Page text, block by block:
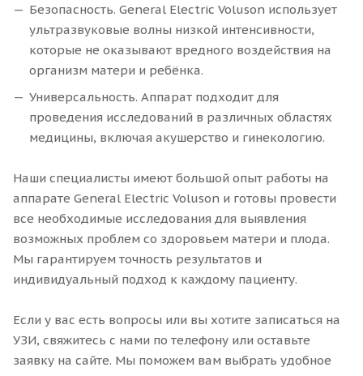
Безопасность. General Electric Voluson использует
ультразвуковые волны низкой интенсивности,
которые не оказывают вредного воздействия на
организм матери и ребёнка.
Универсальность. Аппарат подходит для
проведения исследований в различных областях
медицины, включая акушерство и гинекологию.
Наши специалисты имеют большой опыт работы на
аппарате General Electric Voluson и готовы провести
все необходимые исследования для выявления
возможных проблем со здоровьем матери и плода.
Мы гарантируем точность результатов и
индивидуальный подход к каждому пациенту.
Если у вас есть вопросы или вы хотите записаться на
УЗИ, свяжитесь с нами по телефону или оставьте
заявку на сайте. Мы поможем вам выбрать удобное